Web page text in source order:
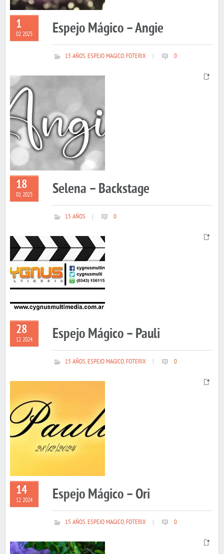
1
02 2025 Espejo Mágico – Angie
15 AÑOS,ESPEJO MAGICO,FOTERIX 0
18
01 2025 Selena – Backstage
15 AÑOS 0
28
12 2024 Espejo Mágico – Pauli
15 AÑOS,ESPEJO MAGICO,FOTERIX 0
14
12 2024 Espejo Mágico – Ori
15 AÑOS,ESPEJO MAGICO,FOTERIX 0